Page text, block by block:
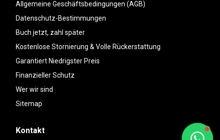
Allgemeine Geschäftsbedingungen (AGB)
Datenschutz-Bestimmungen
Buch jetzt, zahl später
Kostenlose Stornierung & Volle Rückerstattung
Garantiert Niedrigster Preis
Finanzieller Schutz
Wer wir sind
Sitemap
Kontakt